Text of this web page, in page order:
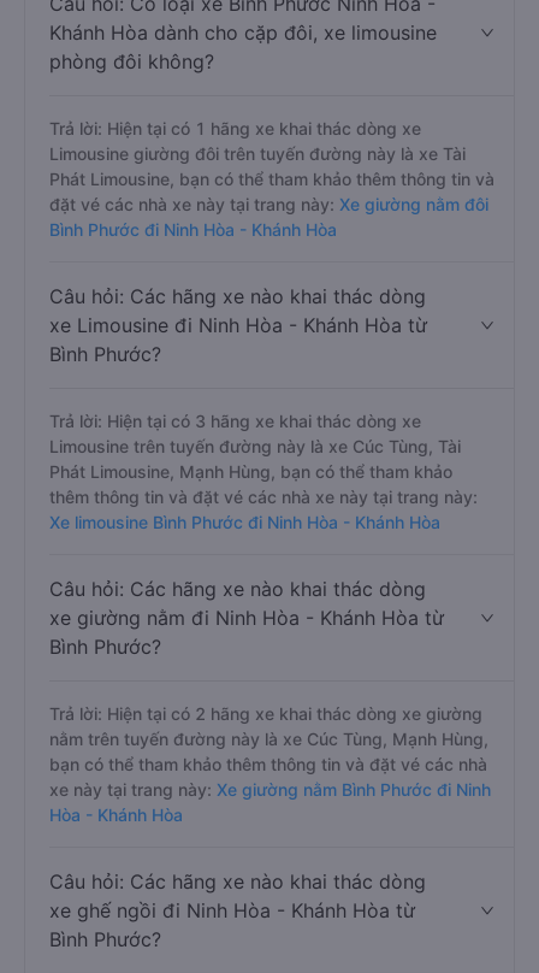
Khánh Hòa dành cho cặp đôi, xe limousine
phòng đôi không?
Trả lời: Hiện tại có 1 hãng xe khai thác dòng xe
Limousine giường đôi trên tuyến đường này là xe Tài
Phát Limousine, bạn có thể tham khảo thêm thông tin và
đặt vé các nhà xe này tại trang này: Xe giường nằm đôi
Bình Phước đi Ninh Hòa - Khánh Hòa
Câu hỏi: Các hãng xe nào khai thác dòng
xe Limousine đi Ninh Hòa - Khánh Hòa từ
Bình Phước?
Trả lời: Hiện tại có 3 hãng xe khai thác dòng xe
Limousine trên tuyến đường này là xe Cúc Tùng, Tài
Phát Limousine, Mạnh Hùng, bạn có thể tham khảo
thêm thông tin và đặt vé các nhà xe này tại trang này:
Xe limousine Bình Phước đi Ninh Hòa - Khánh Hòa
Câu hỏi: Các hãng xe nào khai thác dòng
xe giường nằm đi Ninh Hòa - Khánh Hòa từ
Bình Phước?
Trả lời: Hiện tại có 2 hãng xe khai thác dòng xe giường
nằm trên tuyến đường này là xe Cúc Tùng, Mạnh Hùng,
bạn có thể tham khảo thêm thông tin và đặt vé các nhà
xe này tại trang này: Xe giường nằm Bình Phước đi Ninh
Hòa - Khánh Hòa
Câu hỏi: Các hãng xe nào khai thác dòng
xe ghế ngồi đi Ninh Hòa - Khánh Hòa từ
Bình Phước?